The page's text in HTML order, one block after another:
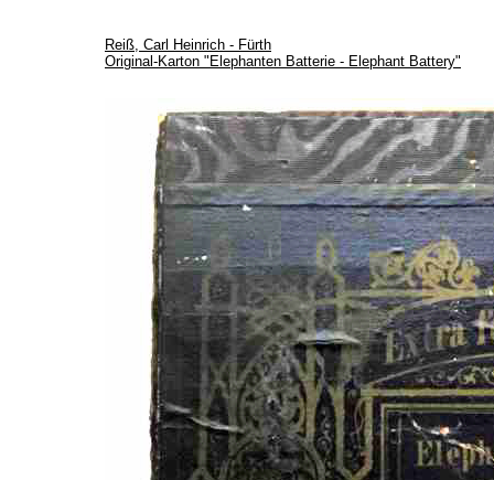
Reiß, Carl Heinrich - Fürth
Original-Karton "Elephanten Batterie - Elephant Battery"